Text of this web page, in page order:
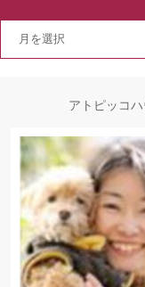
アトピッコ